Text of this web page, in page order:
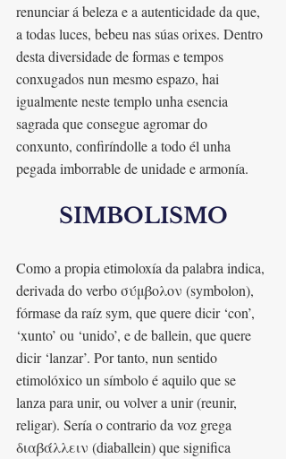
renunciar á beleza e a autenticidade da que,
a todas luces, bebeu nas súas orixes. Dentro
desta diversidade de formas e tempos
conxugados nun mesmo espazo, hai
igualmente neste templo unha esencia
sagrada que consegue agromar do
conxunto, confiríndolle a todo él unha
pegada imborrable de unidade e armonía.
SIMBOLISMO
Como a propia etimoloxía da palabra indica,
derivada do verbo σύμβολον (symbolon),
fórmase da raíz sym, que quere dicir ‘con’,
‘xunto’ ou ‘unido’, e de ballein, que quere
dicir ‘lanzar’. Por tanto, nun sentido
etimolóxico un símbolo é aquilo que se
lanza para unir, ou volver a unir (reunir,
religar). Sería o contrario da voz grega
διαβάλλειν (diaballein) que significa